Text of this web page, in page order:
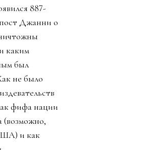
887-
Джанни о
каким
был
не было
фифа нации
(возможно,
и как